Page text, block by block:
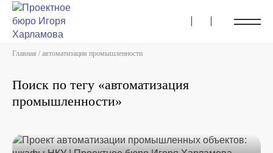
Главная / автоматизация промышленности
Поиск по тегу «автоматизация
промышленности»